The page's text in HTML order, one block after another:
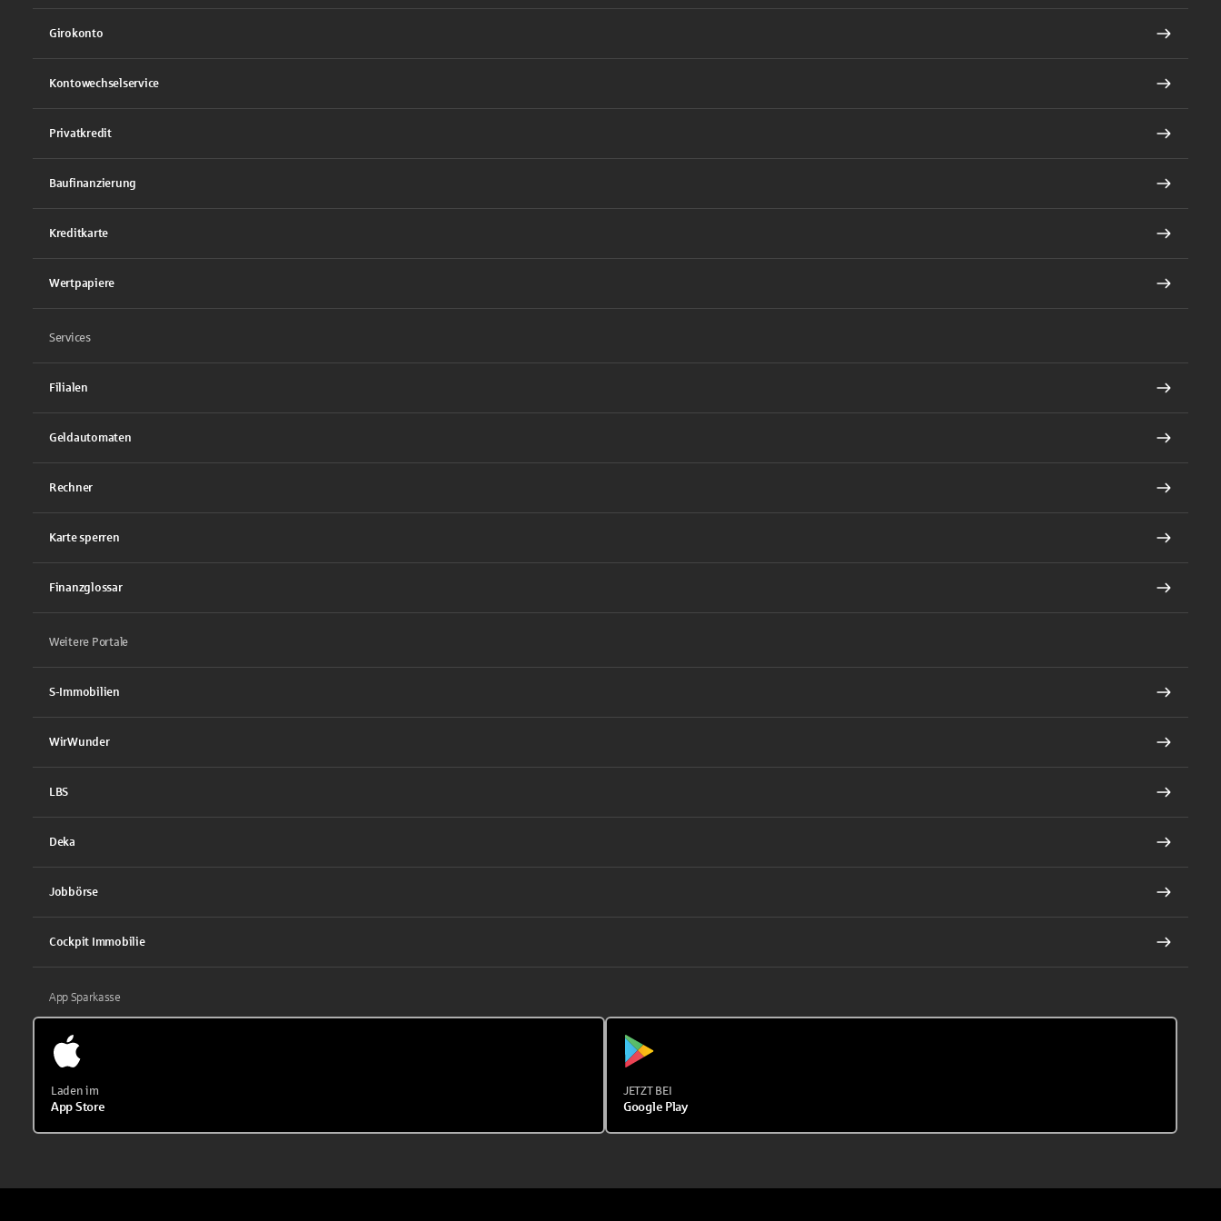
Girokonto
Kontowechselservice
Privatkredit
Baufinanzierung
Kreditkarte
Wertpapiere
Services
Filialen
Geldautomaten
Rechner
Karte sperren
Finanzglossar
Weitere Portale
S-Immobilien
WirWunder
LBS
Deka
Jobbörse
Cockpit Immobilie
App Sparkasse
Laden im
App Store
JETZT BEI
Google Play